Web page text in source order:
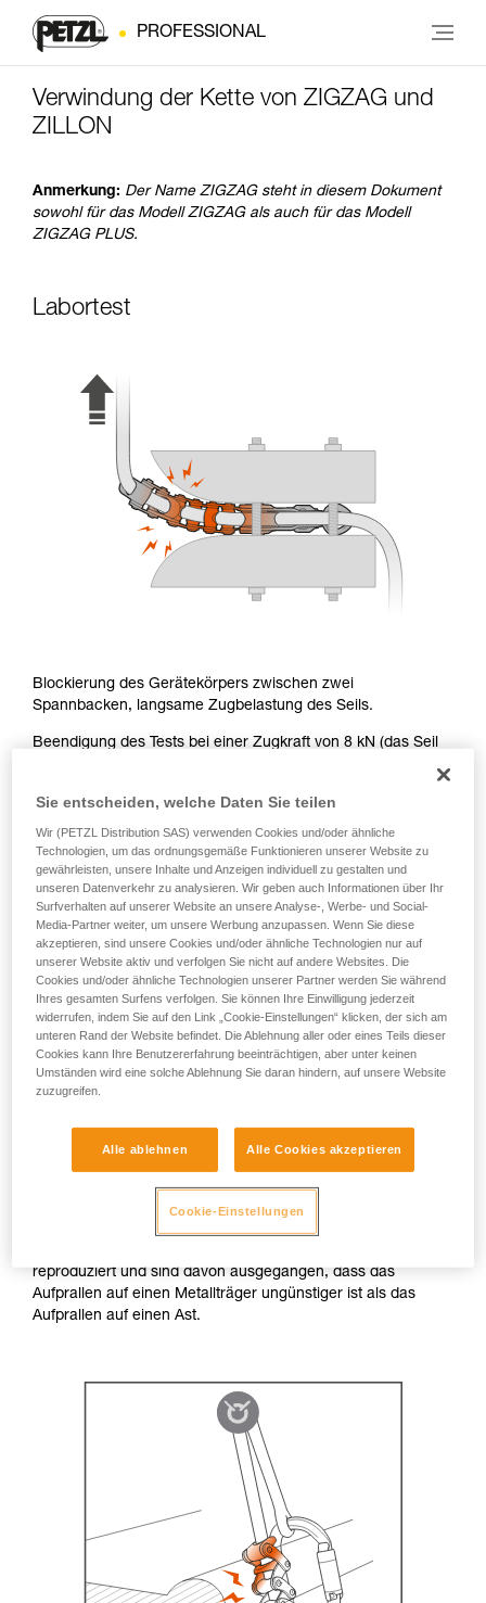
PROFESSIONAL
Verwindung der Kette von ZIGZAG und
ZILLON
Anmerkung: Der Name ZIGZAG steht in diesem Dokument
sowohl für das Modell ZIGZAG als auch für das Modell
ZIGZAG PLUS.
Labortest
Blockierung des Gerätekörpers zwischen zwei
Spannbacken, langsame Zugbelastung des Seils.
Beendigung des Tests bei einer Zugkraft von 8 kN (das Seil
bei 8 kN (Einfachstrang) entspricht einer Blockierung von
über 15 kN in normaler Arbeitssituation (Doppelstrang).
Seitliche Belastung der Kette unter
Praxisbedingungen
In einer normalen Arbeitssituation sind seitliche Belastungen
der Kette des ZIGZAG selten. Beim ZILLON können seitliche
Belastungen häufiger auftreten, aufgrund der geringen
in der Praxis anzutreffende Situation zugrunde gelegt wurde:
Die Kette des ZIGZAG wird bei einer Pendelbewegung durch
einen Ast gestoppt und trägt einen Großteil der Belastung.
reproduziert und sind davon ausgegangen, dass das
Aufprallen auf einen Metallträger ungünstiger ist als das
Aufprallen auf einen Ast.
Sie entscheiden, welche Daten Sie teilen
Wir (PETZL Distribution SAS) verwenden Cookies und/oder ähnliche
Technologien, um das ordnungsgemäße Funktionieren unserer Website zu
gewährleisten, unsere Inhalte und Anzeigen individuell zu gestalten und
unseren Datenverkehr zu analysieren. Wir geben auch Informationen über Ihr
Surfverhalten auf unserer Website an unsere Analyse-, Werbe- und Social-
Media-Partner weiter, um unsere Werbung anzupassen. Wenn Sie diese
akzeptieren, sind unsere Cookies und/oder ähnliche Technologien nur auf
unserer Website aktiv und verfolgen Sie nicht auf andere Websites. Die
Cookies und/oder ähnliche Technologien unserer Partner werden Sie während
Ihres gesamten Surfens verfolgen. Sie können Ihre Einwilligung jederzeit
widerrufen, indem Sie auf den Link „Cookie-Einstellungen“ klicken, der sich am
unteren Rand der Website befindet. Die Ablehnung aller oder eines Teils dieser
Cookies kann Ihre Benutzererfahrung beeinträchtigen, aber unter keinen
Umständen wird eine solche Ablehnung Sie daran hindern, auf unsere Website
zuzugreifen.
Alle ablehnen Alle Cookies akzeptieren
Cookie-Einstellungen